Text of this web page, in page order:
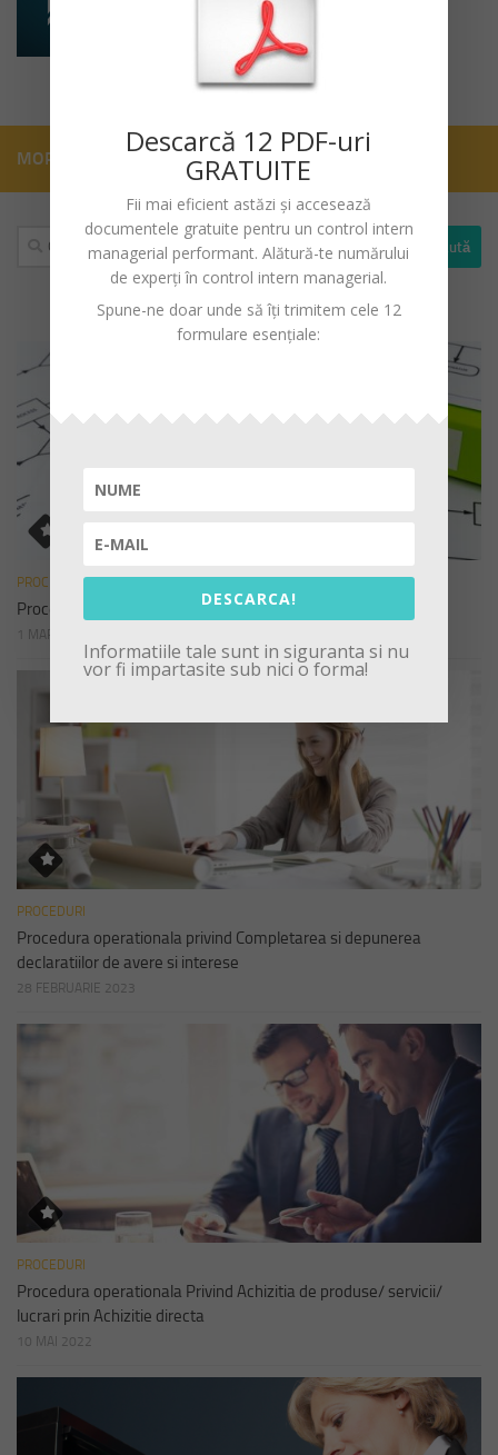
MORE
Caută
PROCEDURI
Procedura de sistem privind declararea cadourilor
1 MARTIE 2023
PROCEDURI
Procedura operationala privind Completarea si depunerea
declaratiilor de avere si interese
28 FEBRUARIE 2023
PROCEDURI
Procedura operationala Privind Achizitia de produse/ servicii/
lucrari prin Achizitie directa
10 MAI 2022
Descarcă 12 PDF-uri
GRATUITE
Fii mai eficient astăzi și accesează
documentele gratuite pentru un control intern
managerial performant. Alătură-te numărului
de experți în control intern managerial.
Spune-ne doar unde să îți trimitem cele 12
formulare esențiale:
DESCARCA!
Informatiile tale sunt in siguranta si nu
vor fi impartasite sub nici o forma!